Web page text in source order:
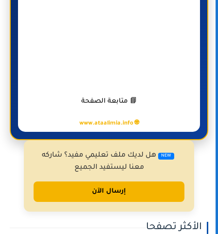
📘 متابعة الصفحة
🌐 www.ataalimia.info
NEW
هل لديك ملف تعليمي مفيد؟ شاركه
معنا ليستفيد الجميع
إرسال الآن
الأكثر تصفحا